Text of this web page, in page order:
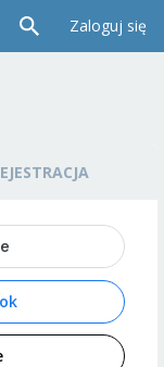
Zaloguj się